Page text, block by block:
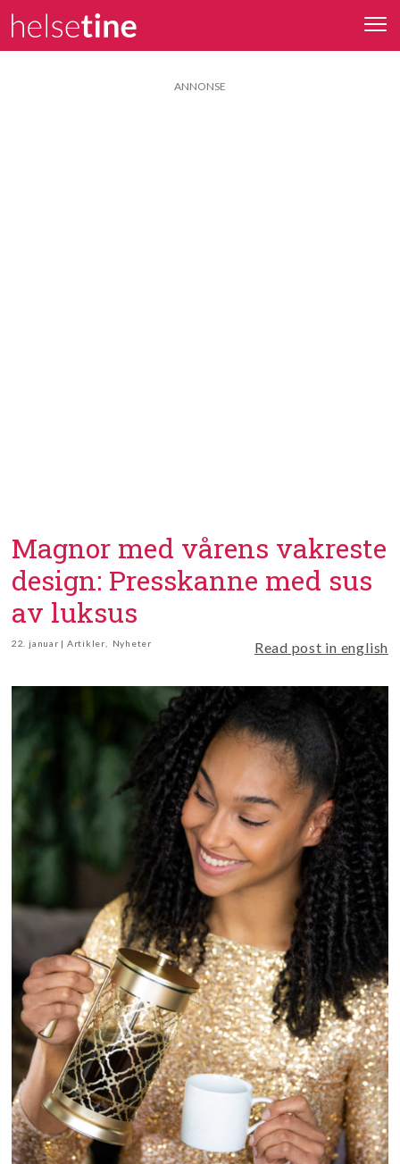
ANNONSE
Magnor med vårens vakreste
design: Presskanne med sus
av luksus
22. januar | Artikler Nyheter Read post in english